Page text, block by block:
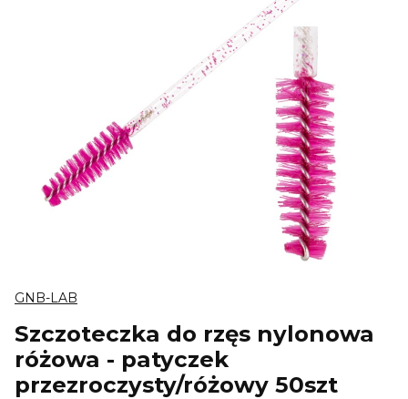
GNB-LAB
Szczoteczka do rzęs nylonowa
różowa - patyczek
przezroczysty/różowy 50szt